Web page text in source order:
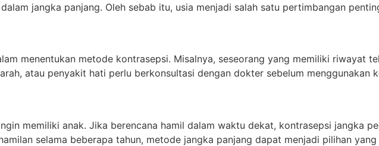
jangka panjang. Oleh sebab itu, usia menjadi salah satu pertimbangan
menentukan metode kontrasepsi. Misalnya, seseorang yang memiliki riwayat
atau penyakit hati perlu berkonsultasi dengan dokter sebelum menggunakan
memiliki anak. Jika berencana hamil dalam waktu dekat, kontrasepsi jangka
selama beberapa tahun, metode jangka panjang dapat menjadi pilihan